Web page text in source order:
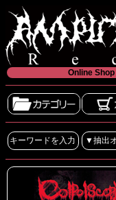
Online Shop